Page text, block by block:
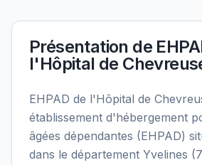
Présentation de
l'Hôpital de
EHPAD de l'Hôpital de
établissement d'hébergement
âgées dépendantes (EHPAD)
dans le département Yvelines